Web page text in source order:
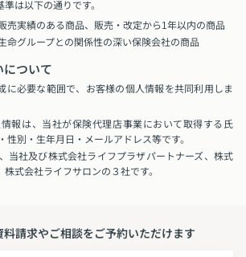
は以下の通りです。
売実績のある商品、販売・改定から1年以内の商品
命グループとの関係性の深い保険会社の商品
について
に必要な範囲で、お客様の個人情報を共同利用しま
報は、当社が保険代理店事業において取得する氏
性別・生年月日・メールアドレス等です。
当社及び株式会社ライフプラザパートナーズ、株式
式会社ライフサロンの３社です。
料請求やご相談をご予約いただけます